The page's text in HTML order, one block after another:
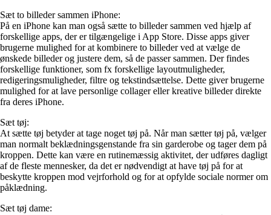
Sæt to billeder sammen iPhone:
På en iPhone kan man også sætte to billeder sammen ved hjælp af
forskellige apps, der er tilgængelige i App Store. Disse apps giver
brugerne mulighed for at kombinere to billeder ved at vælge de
ønskede billeder og justere dem, så de passer sammen. Der findes
forskellige funktioner, som fx forskellige layoutmuligheder,
redigeringsmuligheder, filtre og tekstindsættelse. Dette giver brugerne
mulighed for at lave personlige collager eller kreative billeder direkte
fra deres iPhone.
Sæt tøj:
At sætte tøj betyder at tage noget tøj på. Når man sætter tøj på, vælger
man normalt beklædningsgenstande fra sin garderobe og tager dem på
kroppen. Dette kan være en rutinemæssig aktivitet, der udføres dagligt
af de fleste mennesker, da det er nødvendigt at have tøj på for at
beskytte kroppen mod vejrforhold og for at opfylde sociale normer om
påklædning.
Sæt tøj dame: